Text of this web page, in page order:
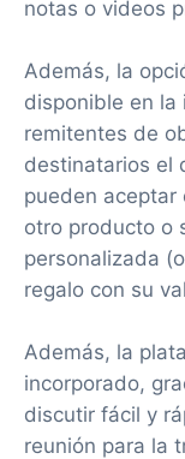
notas o videos
Además, la
disponible en la
remitentes de
destinatarios el
pueden aceptar
otro producto o
personalizada
regalo con su
Además, la
incorporado,
discutir fácil y
reunión para la